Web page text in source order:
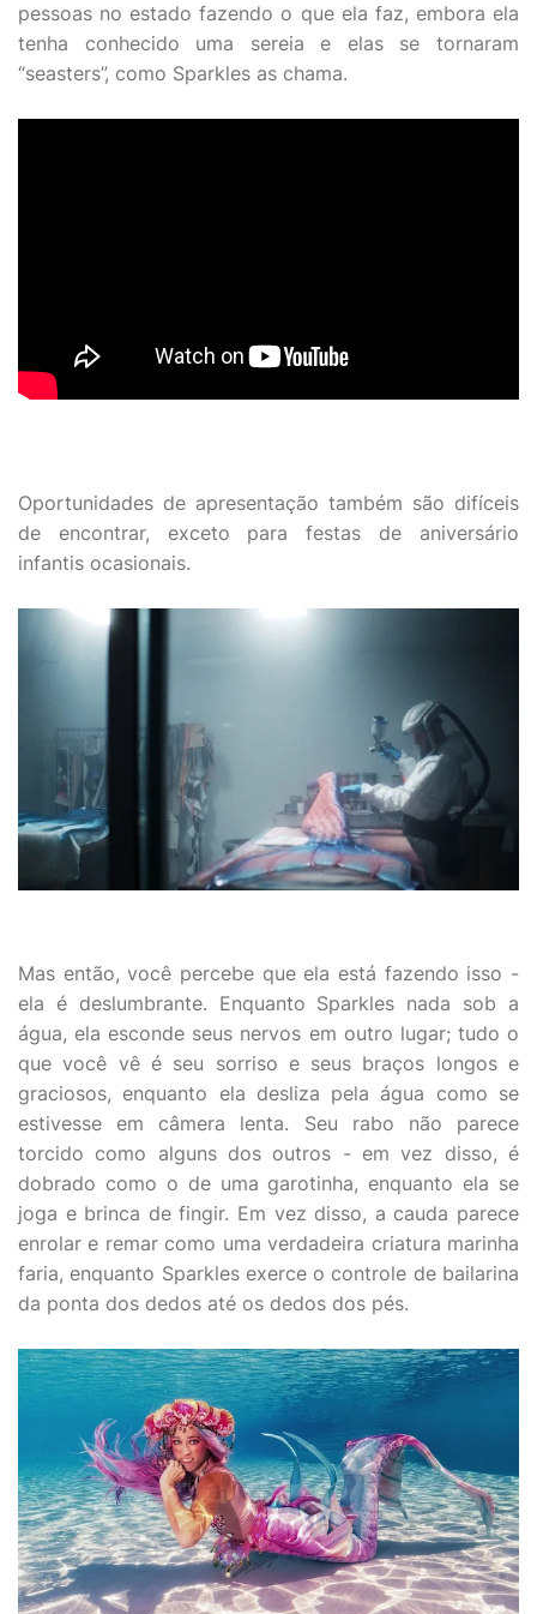
pessoas no estado fazendo o que ela faz, embora ela
tenha conhecido uma sereia e elas se tornaram
“seasters”, como Sparkles as chama.
Oportunidades de apresentação também são difíceis
de encontrar, exceto para festas de aniversário
infantis ocasionais.
Mas então, você percebe que ela está fazendo isso -
ela é deslumbrante. Enquanto Sparkles nada sob a
água, ela esconde seus nervos em outro lugar; tudo o
que você vê é seu sorriso e seus braços longos e
graciosos, enquanto ela desliza pela água como se
estivesse em câmera lenta. Seu rabo não parece
torcido como alguns dos outros - em vez disso, é
dobrado como o de uma garotinha, enquanto ela se
joga e brinca de fingir. Em vez disso, a cauda parece
enrolar e remar como uma verdadeira criatura marinha
faria, enquanto Sparkles exerce o controle de bailarina
da ponta dos dedos até os dedos dos pés.